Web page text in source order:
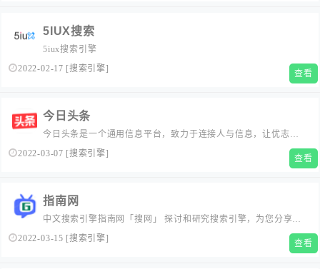
5IUX搜索
5iux搜索引擎
2022-02-17 [搜索引擎] 查看
今日头条
今日头条是一个通用信息平台，致力于连接人与信息，让优志丰
富的信息得到高效精准的分发，帮助用户看见更大的世界。
2022-03-07 [搜索引擎] 查看
指南网
中文搜索引擎指南网「搜网」 探讨和研究搜索引擎，为您分享百
度、谷歌、搜狗、360搜索、必应、头条搜索等搜索引擎使用技巧
及方法，搜索引擎工具，提升工作效率，让您在网上“找东西”更
2022-03-15 [搜索引擎] 查看